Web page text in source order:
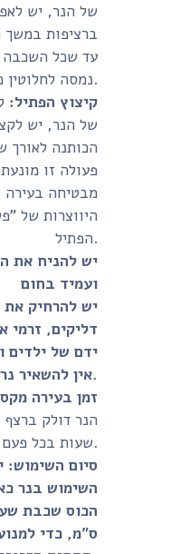
של הנר, יש
עד שכל השכבה
קיצוץ הפתיל:
של הנר, יש
פעולה זו מונעת
מבטיחה בעירה
היווצרות של
יש להניח את
ועמיד בחום
יש להרחיק את
דליקים, זרמי
ידם של ילדים
זמן בעירה
סיום השימוש: יש
השימוש בנר
ס"מ, כדי למנוע